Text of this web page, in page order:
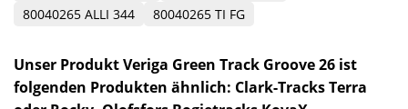
80040265 ALLI 344
80040265 TI FG
Unser Produkt Veriga Green Track Groove 26 ist
folgenden Produkten ähnlich: Clark-Tracks Terra